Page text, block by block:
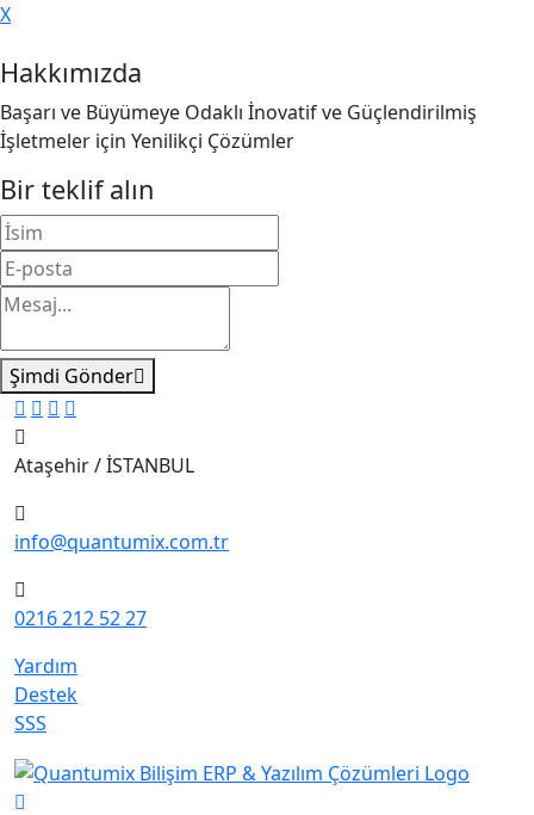
X
Hakkımızda
Başarı ve Büyümeye Odaklı İnovatif ve Güçlendirilmiş
İşletmeler için Yenilikçi Çözümler
Bir teklif alın
Şimdi Gönder
Ataşehir / İSTANBUL
info@quantumix.com.tr
0216 212 52 27
Yardım
Destek
SSS